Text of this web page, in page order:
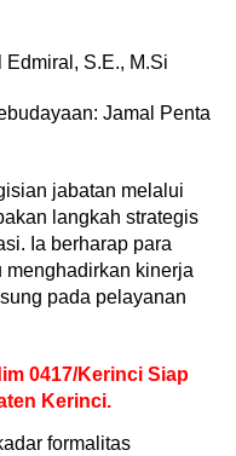
S.E., M.Si
Jamal Penta
jabatan melalui
langkah strategis
Ia berharap para
menghadirkan kinerja
pada pelayanan
0417/Kerinci Siap
Kerinci.
formalitas